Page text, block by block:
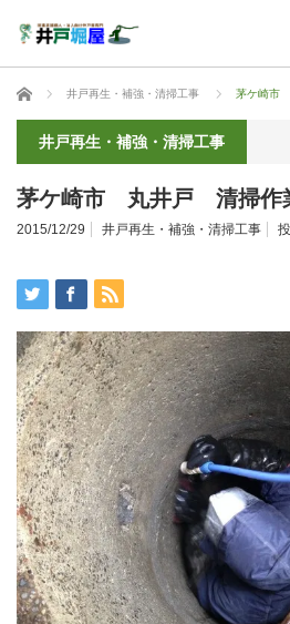
ホーム 井戸再生・補強・清掃工事 茅ケ崎市
井戸再生・補強・清掃工事
茅ケ崎市 丸井戸 清掃
2015/12/29 井戸再生・補強・清掃工事